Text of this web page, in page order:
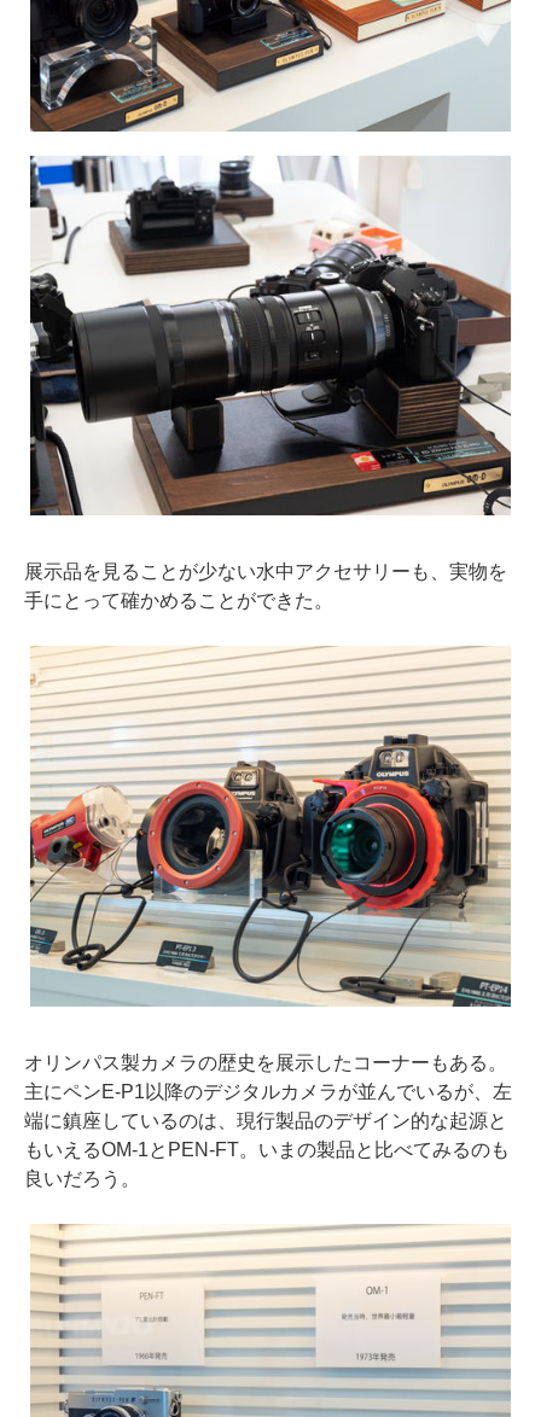
展示品を見ることが少ない水中アクセサリーも、実物を
手にとって確かめることができた。
オリンパス製カメラの歴史を展示したコーナーもある。
主にペンE-P1以降のデジタルカメラが並んでいるが、左
端に鎮座しているのは、現行製品のデザイン的な起源と
もいえるOM-1とPEN-FT。いまの製品と比べてみるのも
良いだろう。